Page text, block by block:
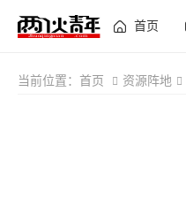
首页
当前位置： 首页 资源阵地